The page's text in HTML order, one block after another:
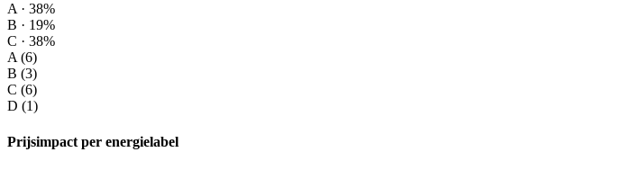
A · 38%
B · 19%
C · 38%
A (6)
B (3)
C (6)
D (1)
Prijsimpact per energielabel